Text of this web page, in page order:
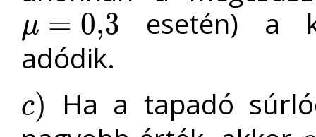
μ = 0,3
μ=0 3
esetén) a
adódik.
c)
c)
Ha a tapadó